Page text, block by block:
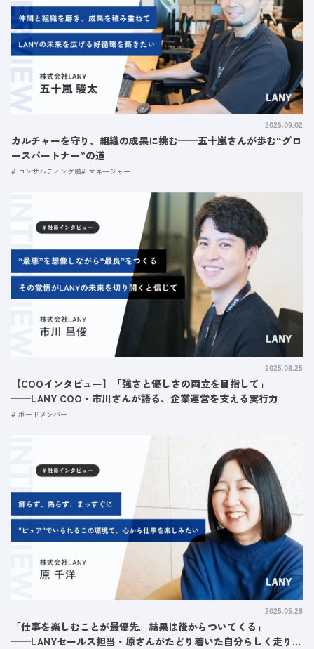
2025.09.02
カルチャーを守り、組織の成果に挑む──五十嵐さんが歩む“グロ
ースパートナー”の道
コンサルティング職 マネージャー
2025.08.25
【COOインタビュー】「強さと優しさの両立を目指して」
──LANY COO・市川さんが語る、企業運営を支える実行力
ボードメンバー
2025.05.28
「仕事を楽しむことが最優先。結果は後からついてくる」
──LANYセールス担当・原さんがたどり着いた自分らしく走り続